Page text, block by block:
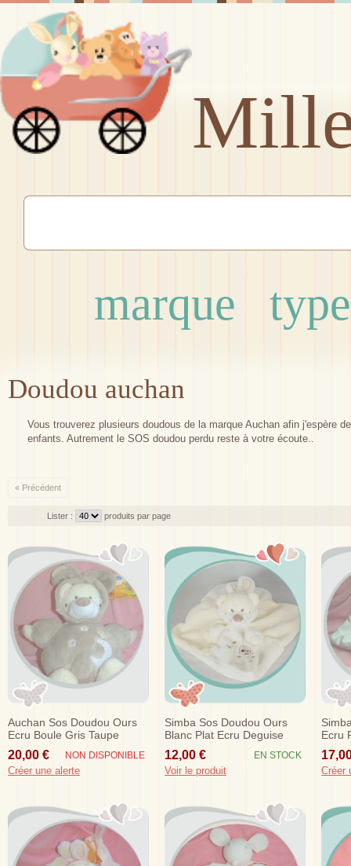
marque type
Doudou auchan
Vous trouverez plusieurs doudous de la marque Auchan afin j'espère
enfants. Autrement le SOS doudou perdu reste à votre écoute..
« Précédent
Lister : produits par page
Auchan Sos Doudou Ours
Ecru Boule Gris Taupe
Deguise Lapin Snc Oia
20,00 € NON DISPONIBLE
Créer une alerte
Simba Sos Doudou Ours
Blanc Plat Ecru Deguise
Lapin
12,00 € EN STOCK
Voir le produit
Ecru
Créer